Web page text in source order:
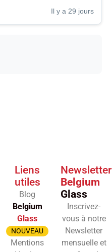
Il y a 29 jours
Liens
utiles
Blog
Belgium
Glass
NOUVEAU
Mentions
Newsletter
Belgium
Glass
Inscrivez-
vous à notre
Newsletter
mensuelle et